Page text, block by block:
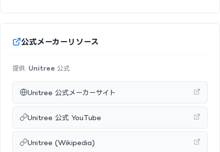
公式メーカーリソース
提供: Unitree 公式
Unitree 公式メーカーサイト
Unitree 公式 YouTube
Unitree (Wikipedia)